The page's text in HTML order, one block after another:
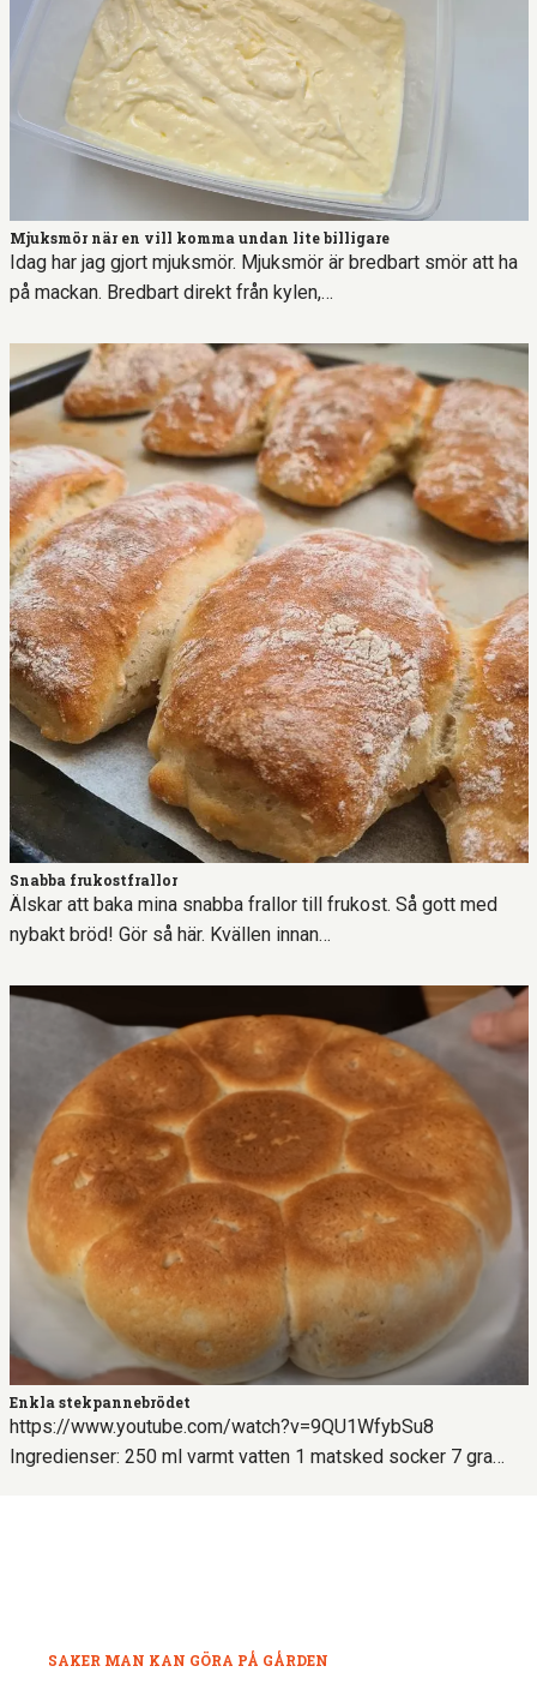
Mjuksmör när en vill komma undan lite billigare
Idag har jag gjort mjuksmör. Mjuksmör är bredbart smör att ha
på mackan. Bredbart direkt från kylen,…
Snabba frukostfrallor
Älskar att baka mina snabba frallor till frukost. Så gott med
nybakt bröd! Gör så här. Kvällen innan…
Enkla stekpannebrödet
https://www.youtube.com/watch?v=9QU1WfybSu8
Ingredienser: 250 ml varmt vatten 1 matsked socker 7 gra…
SAKER MAN KAN GÖRA PÅ GÅRDEN